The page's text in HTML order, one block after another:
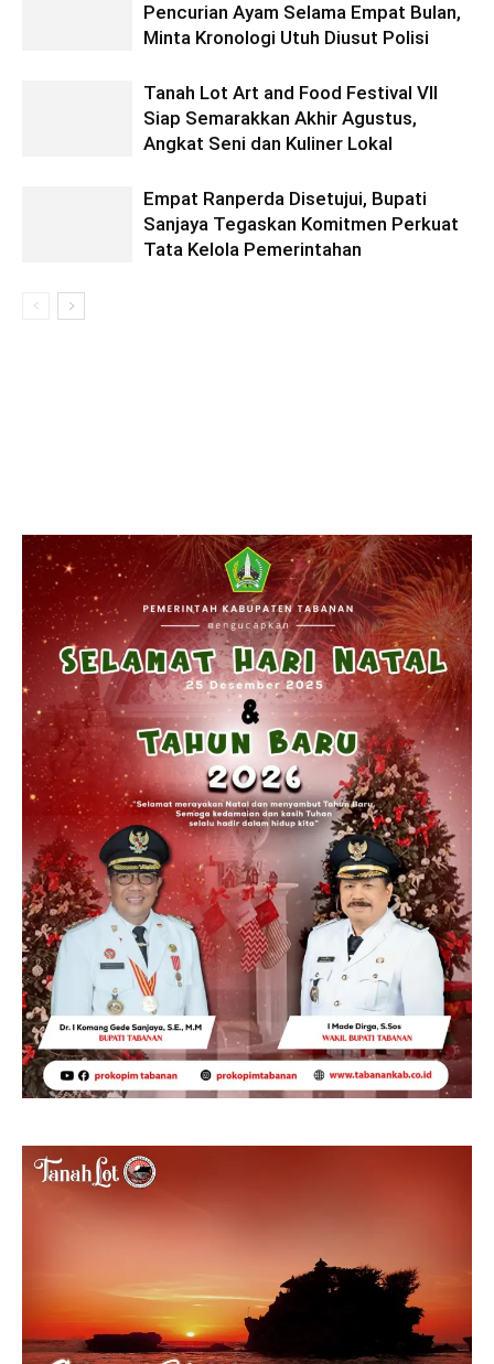
Pencurian Ayam Selama Empat Bulan,
Minta Kronologi Utuh Diusut Polisi
Tanah Lot Art and Food Festival VII
Siap Semarakkan Akhir Agustus,
Angkat Seni dan Kuliner Lokal
Empat Ranperda Disetujui, Bupati
Sanjaya Tegaskan Komitmen Perkuat
Tata Kelola Pemerintahan